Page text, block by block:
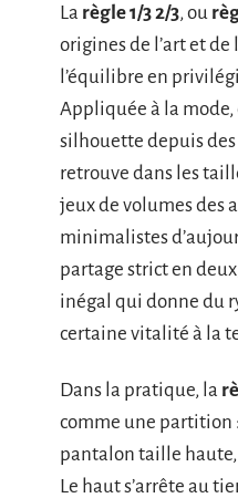
La règle 1/3 2/3, ou
origines de l’art et
l’équilibre en
Appliquée à la
silhouette depuis des
retrouve dans les
jeux de volumes des
minimalistes
partage strict en
inégal qui donne du
certaine vitalité à la
Dans la pratique, la
comme une partition
pantalon taille haute,
Le haut s’arrête au